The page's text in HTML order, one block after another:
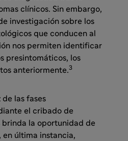
clínicos. Sin embargo,
investigación sobre los
que conducen al
nos permiten identificar
presintomáticos, los
anteriormente.3
las fases
el cribado de
brinda la oportunidad de
en última instancia,